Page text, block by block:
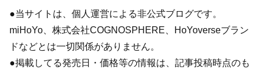
●当サイトは、個人運営による非公式ブログです。
miHoYo、株式会社COGNOSPHERE、HoYoverseブラン
ドなどとは一切関係がありません。
●掲載してる発売日・価格等の情報は、記事投稿時点のも